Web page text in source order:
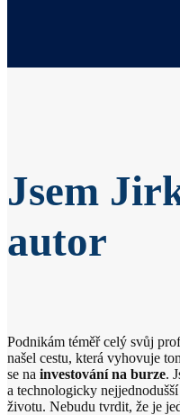
Jsem
autor
Podnikám téměř celý svůj
našel cestu, která vyhovuje
se na investování na burze.
a technologicky
životu. Nebudu tvrdit, že je